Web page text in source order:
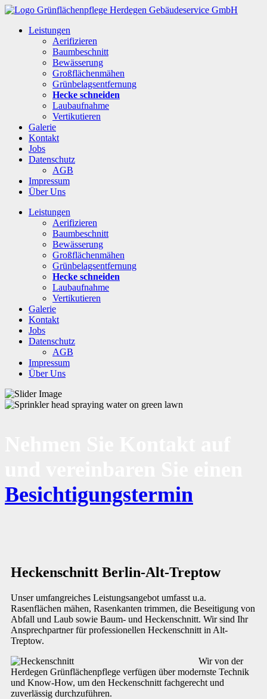
Leistungen
Aerifizieren
Baumbeschnitt
Bewässerung
Großflächenmähen
Grünbelagsentfernung
Hecke schneiden
Laubaufnahme
Vertikutieren
Galerie
Kontakt
Jobs
Datenschutz
AGB
Impressum
Über Uns
Leistungen
Aerifizieren
Baumbeschnitt
Bewässerung
Großflächenmähen
Grünbelagsentfernung
Hecke schneiden
Laubaufnahme
Vertikutieren
Galerie
Kontakt
Jobs
Datenschutz
AGB
Impressum
Über Uns
Besichtigungstermin
Heckenschnitt Berlin-Alt-Treptow
Unser umfangreiches Leistungsangebot umfasst u.a.
Rasenflächen mähen, Rasenkanten trimmen, die Beseitigung von
Abfall und Laub sowie Baum- und Heckenschnitt. Wir sind Ihr
Ansprechpartner für professionellen Heckenschnitt in Alt-
Treptow.
Wir von der
Herdegen Grünflächenpflege verfügen über modernste Technik
und Know-How, um den Heckenschnitt fachgerecht und
zuverlässig durchzuführen.